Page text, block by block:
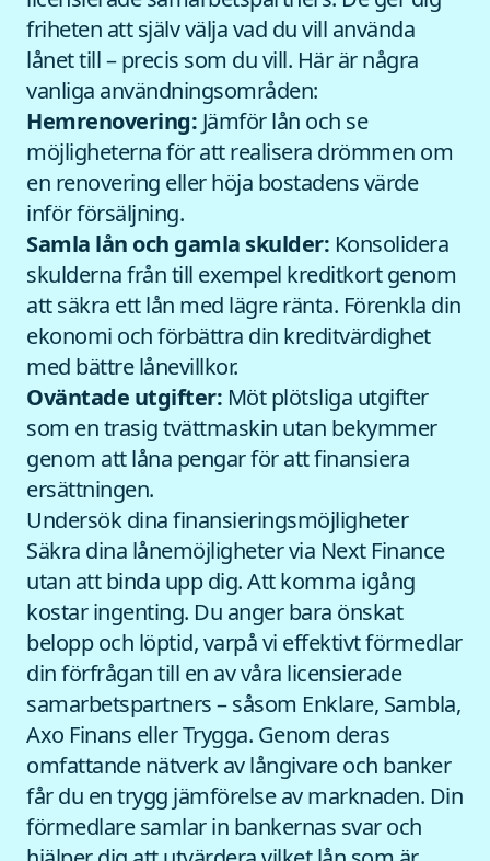
friheten att själv välja vad du vill använda
lånet till – precis som du vill. Här är några
vanliga användningsområden:
Hemrenovering: Jämför lån och se
möjligheterna för att realisera drömmen om
en renovering eller höja bostadens värde
inför försäljning.
Samla lån och gamla skulder: Konsolidera
skulderna från till exempel kreditkort genom
att säkra ett lån med lägre ränta. Förenkla din
ekonomi och förbättra din kreditvärdighet
med bättre lånevillkor.
Oväntade utgifter: Möt plötsliga utgifter
som en trasig tvättmaskin utan bekymmer
genom att låna pengar för att finansiera
ersättningen.
Undersök dina finansieringsmöjligheter
Säkra dina lånemöjligheter via Next Finance
utan att binda upp dig. Att komma igång
kostar ingenting. Du anger bara önskat
belopp och löptid, varpå vi effektivt förmedlar
din förfrågan till en av våra licensierade
samarbetspartners – såsom Enklare, Sambla,
Axo Finans eller Trygga. Genom deras
omfattande nätverk av långivare och banker
får du en trygg jämförelse av marknaden. Din
förmedlare samlar in bankernas svar och